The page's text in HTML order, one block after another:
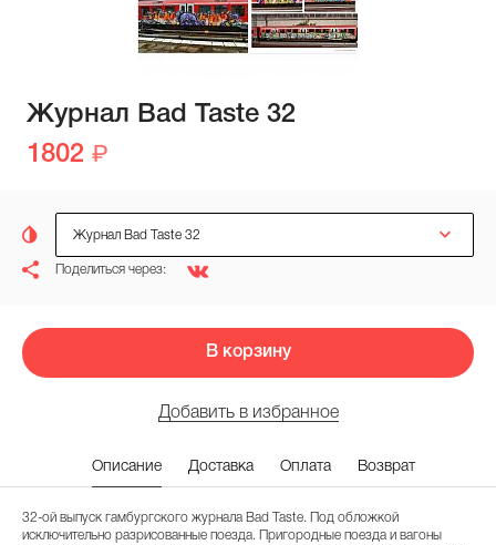
Журнал Bad Taste 32
1802
Журнал Bad Taste 32
Поделиться через:
В корзину
Добавить в избранное
Описание Доставка Оплата Возврат
32-ой выпуск гамбургского журнала Bad Taste. Под обложкой
исключительно разрисованные поезда. Пригородные поезда и вагоны